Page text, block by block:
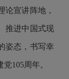
论宣讲阵地，
推进中国式现
姿态，书写幸
105周年。